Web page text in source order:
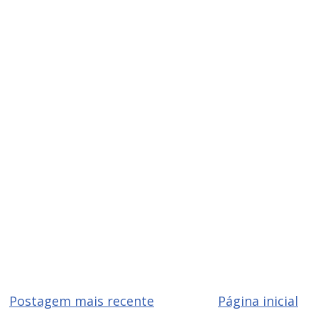
Postagem mais recente Página inicial